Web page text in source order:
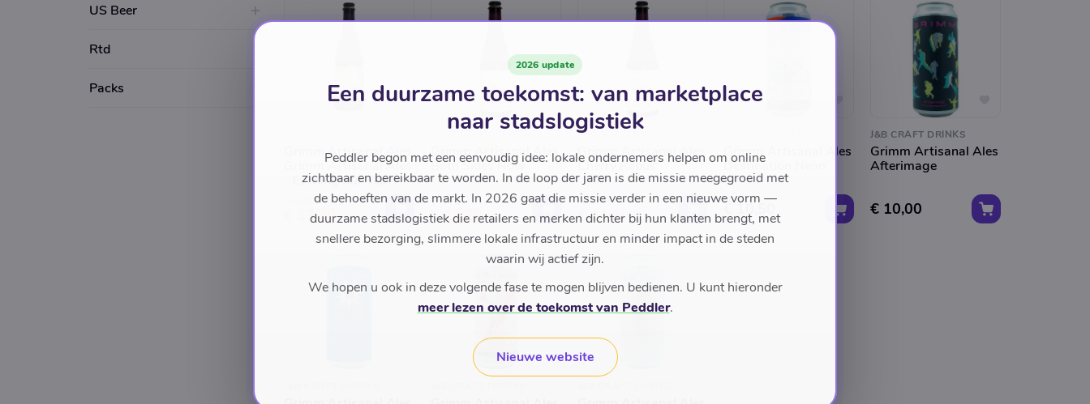
US Beer
Rtd
Packs
Grimm Artisanal Ales
Grimm Artisanal Ales
- Evening Sunrise
€ 19,00
€ 13,30
Grimm Artisanal Ales
Both Sides Now
€ 16,00
€ 11,20
J&B CRAFT DRINKS
Grimm Artisanal Ales
Cherry Rebus
€ 16,00
€ 11,20
Grimm Artisanal Ales
Destination Neon
€ 10,50
J&B CRAFT DRINKS
Grimm Artisanal Ales
Afterimage
€ 10,00
2026 update
Een duurzame toekomst: van marketplace
naar stadslogistiek
Peddler begon met een eenvoudig idee: lokale ondernemers helpen om online
zichtbaar en bereikbaar te worden. In de loop der jaren is die missie meegegroeid met
de behoeften van de markt. In 2026 gaat die missie verder in een nieuwe vorm —
duurzame stadslogistiek die retailers en merken dichter bij hun klanten brengt, met
snellere bezorging, slimmere lokale infrastructuur en minder impact in de steden
waarin wij actief zijn.
We hopen u ook in deze volgende fase te mogen blijven bedienen. U kunt hieronder
meer lezen over de toekomst van Peddler.
Nieuwe website